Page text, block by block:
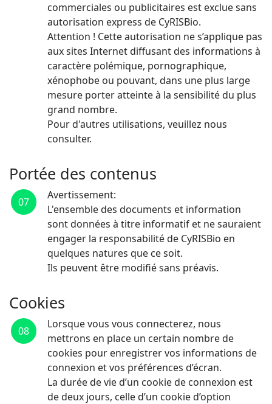
commerciales ou publicitaires est exclue sans
autorisation express de CyRISBio.
Attention ! Cette autorisation ne s’applique pas
aux sites Internet diffusant des informations à
caractère polémique, pornographique,
xénophobe ou pouvant, dans une plus large
mesure porter atteinte à la sensibilité du plus
grand nombre.
Pour d'autres utilisations, veuillez nous
consulter.
Portée des contenus
07
Avertissement:
L'ensemble des documents et information
sont données à titre informatif et ne sauraient
engager la responsabilité de CyRISBio en
quelques natures que ce soit.
Ils peuvent être modifié sans préavis.
Cookies
08
Lorsque vous vous connecterez, nous
mettrons en place un certain nombre de
cookies pour enregistrer vos informations de
connexion et vos préférences d’écran.
La durée de vie d’un cookie de connexion est
de deux jours, celle d’un cookie d’option